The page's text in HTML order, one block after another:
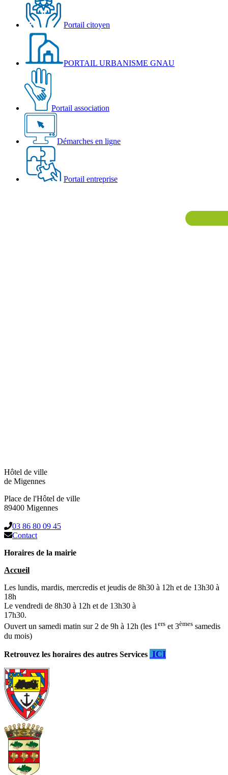
Portail citoyen
PORTAIL URBANISME GNAU
Portail association
Démarches en ligne
Portail entreprise
Hôtel de ville
de Migennes
Place de l'Hôtel de ville
89400 Migennes
03 86 80 09 45
Contact
Horaires de la mairie
Accueil
Les lundis, mardis, mercredis et jeudis de 8h30 à 12h et de 13h30 à
18h
Le vendredi de 8h30 à 12h et de 13h30 à
17h30.
Ouvert un samedi matin sur 2 de 9h à 12h (les 1ers et 3èmes samedis
du mois)
Retrouvez les horaires des autres Services ICI